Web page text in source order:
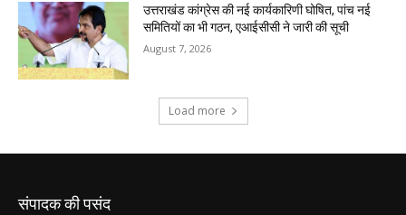
संपादक की पसंद